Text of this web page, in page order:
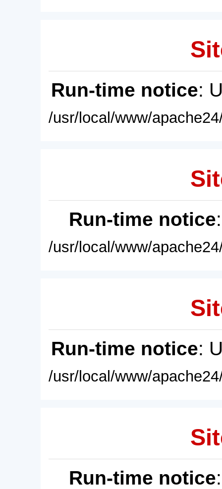
Run-time notice:
/usr/local/www/
Run-time notice
/usr/local/www/
Run-time notice:
/usr/local/www/
Run-time notice